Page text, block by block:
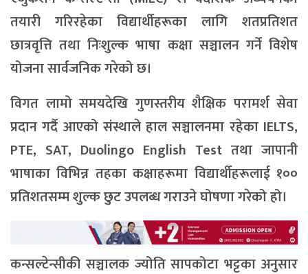
तयारी गरिरहेका विद्यार्थीहरूका लागि शतप्रतिशत
छात्रवृत्ति तथा निःशुल्क भाषा कक्षा सञ्चालन गर्ने विशेष
योजना सार्वजनिक गरेको छ।
विगत लामो समयदेखि गुणस्तरीय शैक्षिक परामर्श सेवा
प्रदान गर्दै आएको संस्थाले हाल सञ्चालनमा रहेका IELTS,
PTE, SAT, Duolingo English Test तथा जापानी
भाषाका विभिन्न तहका कक्षाहरूमा विद्यार्थीहरूलाई १००
प्रतिशतसम्म शुल्क छुट उपलब्ध गराउने घोषणा गरेको हो।
कन्सल्टेन्सीकी सञ्चालक ज्योति सापकोटा भट्टका अनुसार